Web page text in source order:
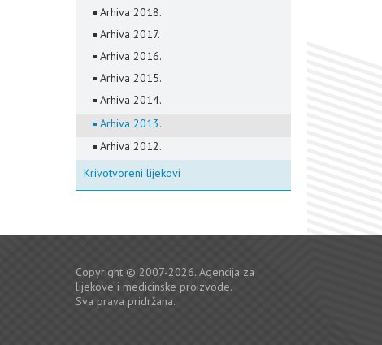
Arhiva 2018.
Arhiva 2017.
Arhiva 2016.
Arhiva 2015.
Arhiva 2014.
Arhiva 2013.
Arhiva 2012.
Krivotvoreni lijekovi
Copyright © 2007-2026. Agencija za
lijekove i medicinske proizvode.
Sva prava pridržana.